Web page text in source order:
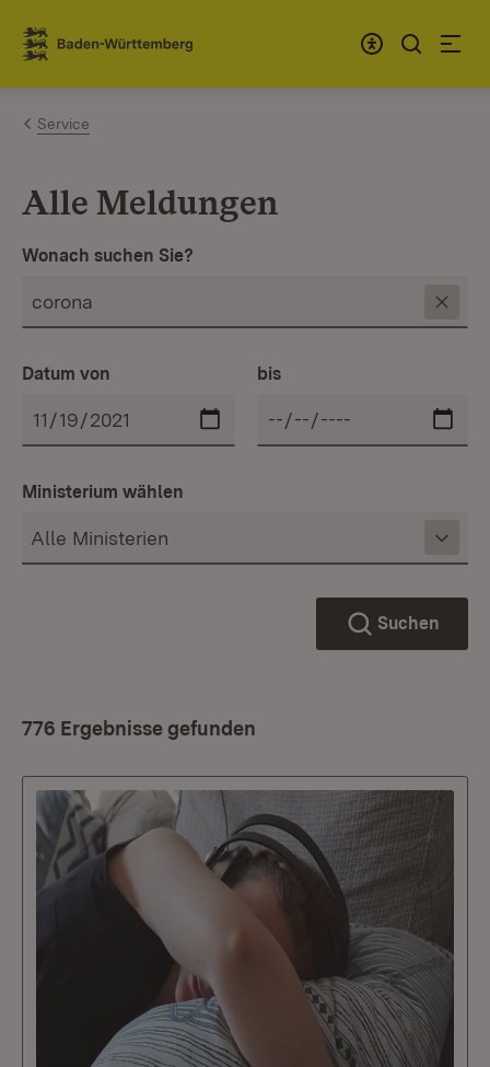
Zum Inhalt springen
Link zur Startseite
Service
Alle Meldungen
Wonach suchen Sie?
Datum von bis
Ministerium wählen
Suchen
776 Ergebnisse gefunden